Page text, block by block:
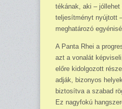
tékának, aki – jóllehet
teljesítményt nyújtott
meg­határozó
A Panta Rhei a
azt a vonalát
előre kidolgozott
adják, bizonyos
bizto­sítva a szabad
Ez nagyfokú